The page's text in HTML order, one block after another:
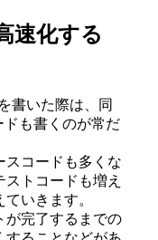
速化する
書いた際は、同
も書くのが常だ
スコードも多くな
トコードも増え
いきます。
が完了するまでの